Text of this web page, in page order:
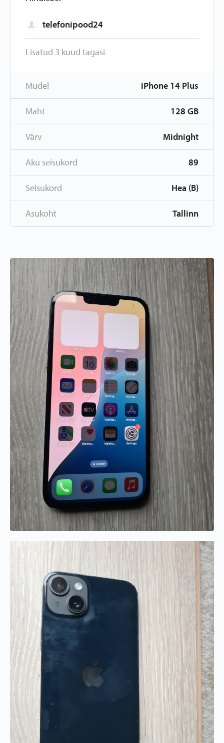
telefonipood24
Lisatud 3 kuud tagasi
Mudel iPhone 14 Plus
Maht 128 GB
Värv Midnight
Aku seisukord 89
Seisukord Hea (B)
Asukoht Tallinn